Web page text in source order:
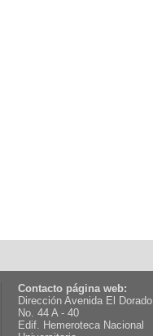
Contacto página web:
Dirección Avenida El Dorado
No. 44 A - 40
Edif. Hemeroteca Nacional